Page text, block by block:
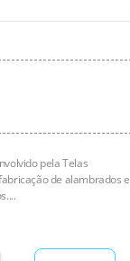
pela Telas
de alambrados e